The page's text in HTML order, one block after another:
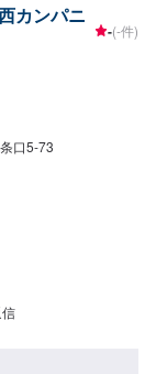
カンパニ
-(-件)
口5-73